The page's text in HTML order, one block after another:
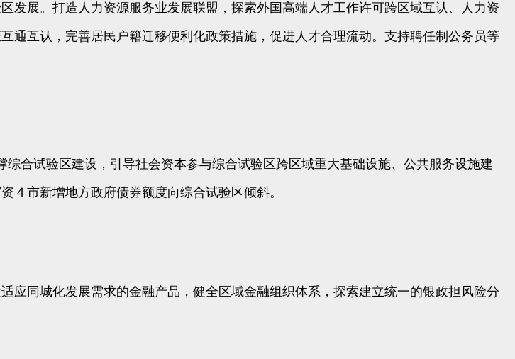
发展。打造人力资源服务业发展联盟，探索外国高端人才工作许可跨区域互认、人力资
通互认，完善居民户籍迁移便利化政策措施，促进人才合理流动。支持聘任制公务员等
合试验区建设，引导社会资本参与综合试验区跨区域重大基础设施、公共服务设施建
４市新增地方政府债券额度向综合试验区倾斜。
应同城化发展需求的金融产品，健全区域金融组织体系，探索建立统一的银政担风险分